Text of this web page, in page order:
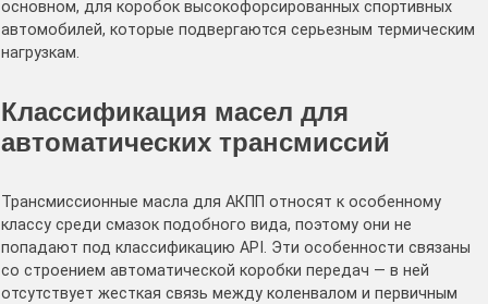
основном, для коробок высокофорсированных спортивных
автомобилей, которые подвергаются серьезным термическим
нагрузкам.
Классификация масел для
автоматических трансмиссий
Трансмиссионные масла для АКПП относят к особенному
классу среди смазок подобного вида, поэтому они не
попадают под классификацию API. Эти особенности связаны
со строением автоматической коробки передач — в ней
отсутствует жесткая связь между коленвалом и первичным